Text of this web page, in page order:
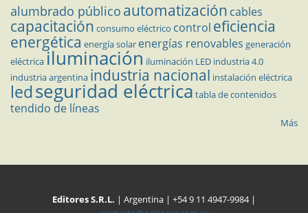
alumbrado público automatización cables
capacitación consumo eléctrico control eficiencia
energética energía solar energías renovables generación
eléctricailuminación iluminación LED industria 4.0
industria argentina industria nacional instalación eléctrica
ledseguridad eléctrica tabla de contenidos
tendido de líneas
Más
Editores S.R.L. | Argentina | +54 9 11 4947-9984 |